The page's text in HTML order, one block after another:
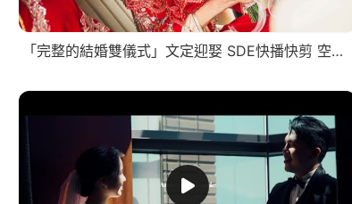
「完整的結婚雙儀式」文定迎娶 SDE快播快剪 空拍 WEDDING 迪倫婚禮攝影團隊